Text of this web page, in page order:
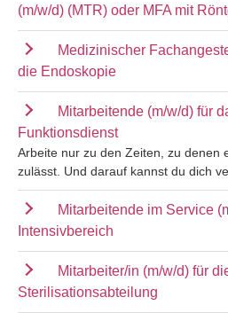
(m/w/d) (MTR) oder MFA mit
Medizinischer
die Endoskopie
Mitarbeitende (m/w/d) für
Funktionsdienst
Arbeite nur zu den Zeiten, zu denen
zulässt. Und darauf kannst du dich
Mitarbeitende im Service
Intensivbereich
Mitarbeiter/in (m/w/d) für
Sterilisationsabteilung